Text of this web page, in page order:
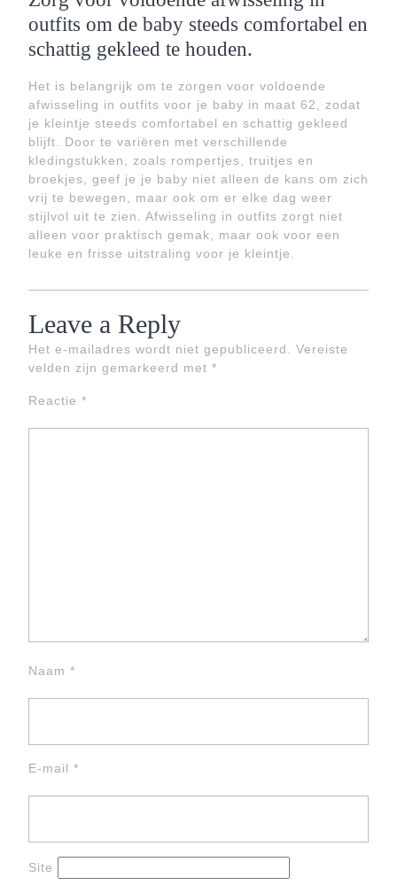
outfits om de baby steeds comfortabel en
schattig gekleed te houden.
Het is belangrijk om te zorgen voor voldoende
afwisseling in outfits voor je baby in maat 62, zodat
je kleintje steeds comfortabel en schattig gekleed
blijft. Door te variëren met verschillende
kledingstukken, zoals rompertjes, truitjes en
broekjes, geef je je baby niet alleen de kans om zich
vrij te bewegen, maar ook om er elke dag weer
stijlvol uit te zien. Afwisseling in outfits zorgt niet
alleen voor praktisch gemak, maar ook voor een
leuke en frisse uitstraling voor je kleintje.
Leave a Reply
Het e-mailadres wordt niet gepubliceerd.
Vereiste
velden zijn gemarkeerd met *
Reactie *
Naam *
E-mail *
Site